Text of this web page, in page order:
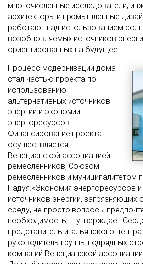
многочисленные исследователи,
архитекторы и промышленные
работают над использованием
возобновляемых источников
ориентированных на будущее.
Процесс модернизации дома
стал частью проекта по
использованию
альтернативных источников
энергии и экономии
энергоресурсов.
Финансирование проекта
осуществляется
Венецианской ассоциацией
ремесленников, Союзом
ремесленников и муниципалитетом
Падуя.«Экономия энергоресурсов и
источников энергии,
среду, не просто вопросы
необходимость, – утверждает
представитель итальянского
руководитель группы подрядных
компаний Венецианской